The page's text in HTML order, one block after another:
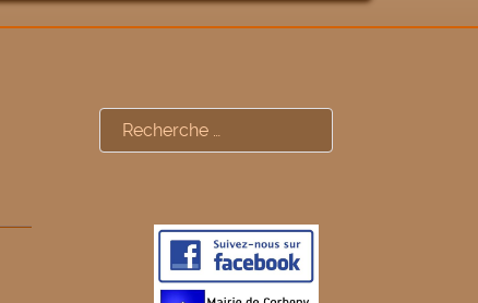
Rechercher